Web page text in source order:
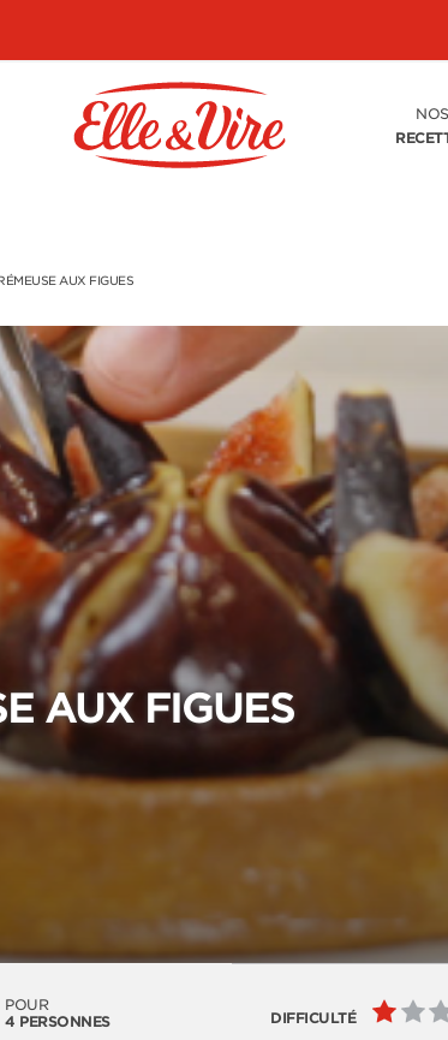
NOS
AUX FIGUES
AUX FIGUES
POUR
4 PERSONNES
DIFFICULTÉ